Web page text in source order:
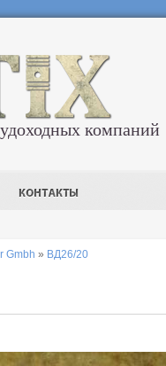
компаний
Gmbh » ВД26/20